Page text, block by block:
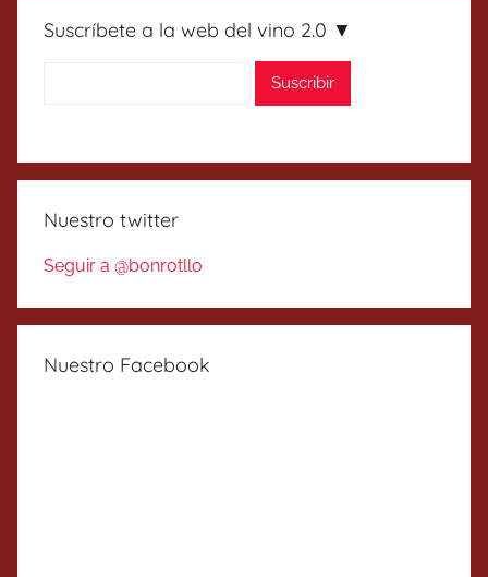
Suscríbete a la web del vino 2.0 ▼
Nuestro twitter
Seguir a @bonrotllo
Nuestro Facebook